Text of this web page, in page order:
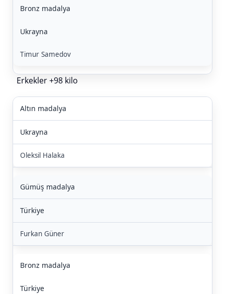
Bronz madalya
Ukrayna
Timur Samedov
Erkekler +98 kilo
Altın madalya
Ukrayna
Oleksil Halaka
Gümüş madalya
Türkiye
Furkan Güner
Bronz madalya
Türkiye